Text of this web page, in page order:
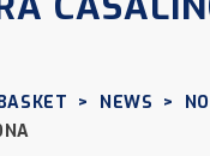
> NEWS >